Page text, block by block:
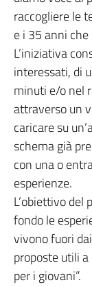
raccogliere le
e i 35 anni
L’iniziativa
interessati, di
minuti e/o nel
attraverso un
caricare su
schema già
con una o
esperienze.
L’obiettivo del
fondo le
vivono fuori
proposte utili
per i giovani”.